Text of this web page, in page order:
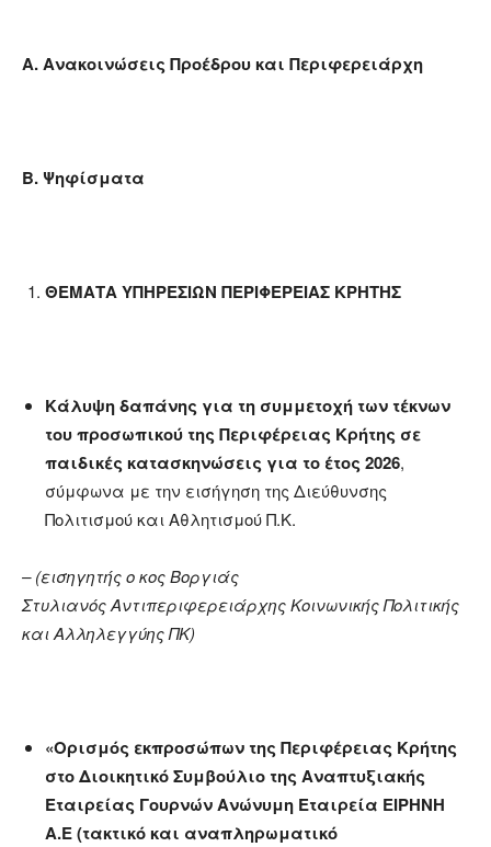
Α. Ανακοινώσεις Προέδρου και Περιφερειάρχη
Β.Ψηφίσματα
ΘΕΜΑΤΑ ΥΠΗΡΕΣΙΩΝ ΠΕΡΙΦΕΡΕΙΑΣ ΚΡΗΤΗΣ
Κάλυψη δαπάνης για τη συμμετοχή των τέκνων
του προσωπικού της Περιφέρειας Κρήτης σε
παιδικές κατασκηνώσεις για το έτος 2026,
σύμφωνα με την εισήγηση της Διεύθυνσης
Πολιτισμού και Αθλητισμού Π.Κ.
– (εισηγητής ο κοςΒοργιάς
ΣτυλιανόςΑντιπεριφερειάρχης Κοινωνικής Πολιτικής
και ΑλληλεγγύηςΠΚ)
«Ορισμός εκπροσώπων της Περιφέρειας Κρήτης
στο Διοικητικό Συμβούλιο της Αναπτυξιακής
Εταιρείας Γουρνών Ανώνυμη Εταιρεία ΕΙΡΗΝΗ
Α.Ε(τακτικό και αναπληρωματικό